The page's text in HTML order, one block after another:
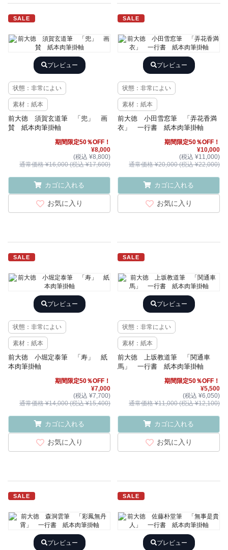
SALE
プレビュー
状態：非常によい
素材：紙本
前大徳 須賀玄道筆 「兜」 画
賛 紙本肉筆掛軸
期間限定50％OFF！
¥8,000
(税込 ¥8,800)
通常価格 ¥16,000 (税込 ¥17,600)
カゴに入れる
お気に入り
SALE
プレビュー
状態：非常によい
素材：紙本
前大徳 小田雪窓筆 「弄花香満
衣」 一行書 紙本肉筆掛軸
期間限定50％OFF！
¥10,000
(税込 ¥11,000)
通常価格 ¥20,000 (税込 ¥22,000)
カゴに入れる
お気に入り
SALE
プレビュー
状態：非常によい
素材：紙本
前大徳 小堀定泰筆 「寿」 紙
本肉筆掛軸
期間限定50％OFF！
¥7,000
(税込 ¥7,700)
通常価格 ¥14,000 (税込 ¥15,400)
カゴに入れる
お気に入り
SALE
プレビュー
状態：非常によい
素材：紙本
前大徳 上坂教道筆 「関通車
馬」 一行書 紙本肉筆掛軸
期間限定50％OFF！
¥5,500
(税込 ¥6,050)
通常価格 ¥11,000 (税込 ¥12,100)
カゴに入れる
お気に入り
SALE
プレビュー
SALE
プレビュー